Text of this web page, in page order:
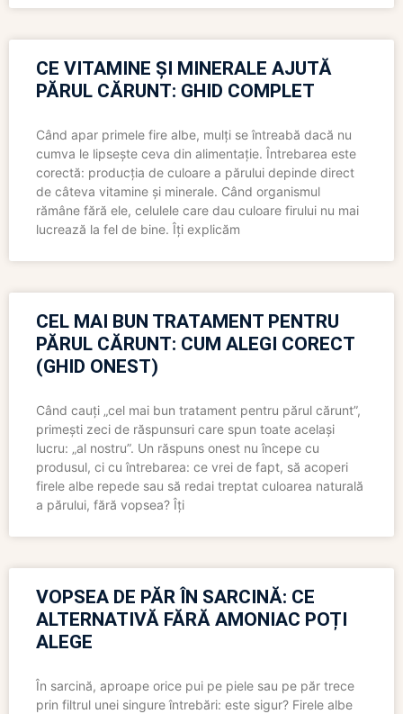
CE VITAMINE ȘI MINERALE AJUTĂ
PĂRUL CĂRUNT: GHID COMPLET
Când apar primele fire albe, mulți se întreabă dacă nu
cumva le lipsește ceva din alimentație. Întrebarea este
corectă: producția de culoare a părului depinde direct
de câteva vitamine și minerale. Când organismul
rămâne fără ele, celulele care dau culoare firului nu mai
lucrează la fel de bine. Îți explicăm
CEL MAI BUN TRATAMENT PENTRU
PĂRUL CĂRUNT: CUM ALEGI CORECT
(GHID ONEST)
Când cauți „cel mai bun tratament pentru părul cărunt”,
primești zeci de răspunsuri care spun toate același
lucru: „al nostru”. Un răspuns onest nu începe cu
produsul, ci cu întrebarea: ce vrei de fapt, să acoperi
firele albe repede sau să redai treptat culoarea naturală
a părului, fără vopsea? Îți
VOPSEA DE PĂR ÎN SARCINĂ: CE
ALTERNATIVĂ FĂRĂ AMONIAC POȚI
ALEGE
În sarcină, aproape orice pui pe piele sau pe păr trece
prin filtrul unei singure întrebări: este sigur? Firele albe